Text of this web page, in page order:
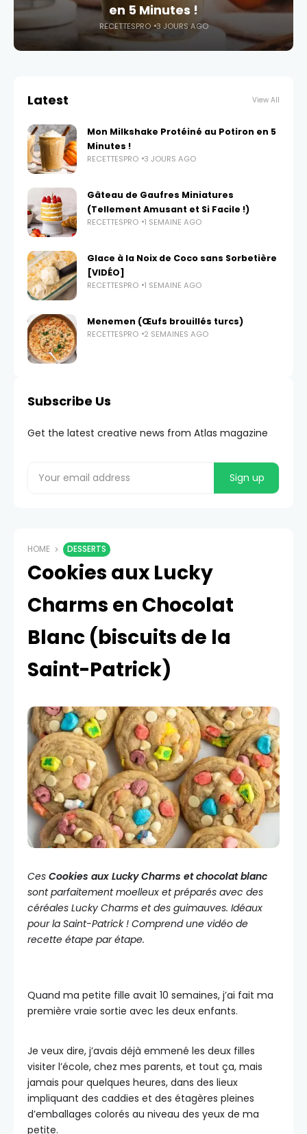
en 5 Minutes !
RECETTESPRO 3 JOURS AGO
Latest View All
Mon Milkshake Protéiné au Potiron en 5
Minutes !
RECETTESPRO 3 JOURS AGO
Gâteau de Gaufres Miniatures
(Tellement Amusant et Si Facile !)
RECETTESPRO 1 SEMAINE AGO
Glace à la Noix de Coco sans Sorbetière
[VIDÉO]
RECETTESPRO 1 SEMAINE AGO
Menemen (Œufs brouillés turcs)
RECETTESPRO 2 SEMAINES AGO
Subscribe Us
Get the latest creative news from Atlas magazine
HOME DESSERTS
Cookies aux Lucky
Charms en Chocolat
Blanc (biscuits de la
Saint-Patrick)
Ces Cookies aux Lucky Charms et chocolat blanc
sont parfaitement moelleux et préparés avec des
céréales Lucky Charms et des guimauves. Idéaux
pour la Saint-Patrick ! Comprend une vidéo de
recette étape par étape.
Quand ma petite fille avait 10 semaines, j’ai fait ma
première vraie sortie avec les deux enfants.
Je veux dire, j’avais déjà emmené les deux filles
visiter l’école, chez mes parents, et tout ça, mais
jamais pour quelques heures, dans des lieux
impliquant des caddies et des étagères pleines
d’emballages colorés au niveau des yeux de ma
petite.